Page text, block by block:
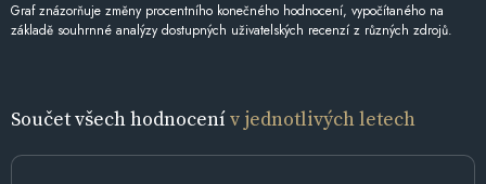
Graf znázorňuje změny procentního konečného hodnocení, vypočítaného na
základě souhrnné analýzy dostupných uživatelských recenzí z různých zdrojů.
Součet všech hodnocenív jednotlivých letech